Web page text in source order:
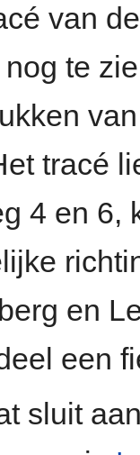
van
nog te
tracé
4 en 6,
en
een
sluit